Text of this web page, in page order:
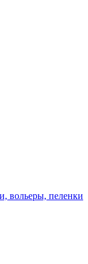
вольеры, пеленки